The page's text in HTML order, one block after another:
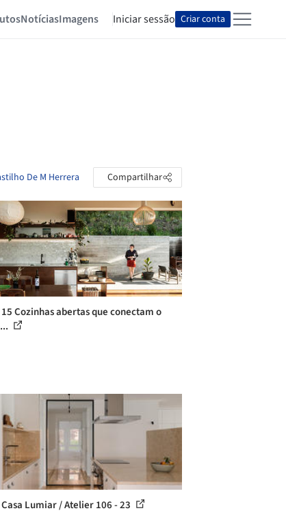
NotíciasImagens Iniciar sessão Criar conta
De M Herrera Compartilhar
Cozinhas abertas que conectam o
Lumiar / Atelier 106 - 23